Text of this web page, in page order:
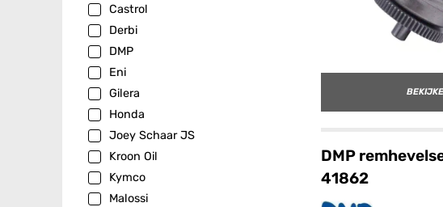
Castrol
Derbi
DMP
Eni
Gilera
Honda
Joey Schaar JS
Kroon Oil
Kymco
Malossi
DMP
41862